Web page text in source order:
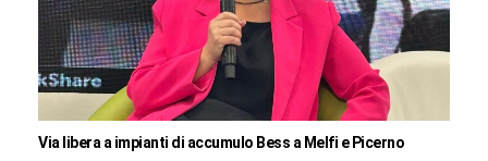
Via libera a impianti di accumulo Bess a Melfi e Picerno